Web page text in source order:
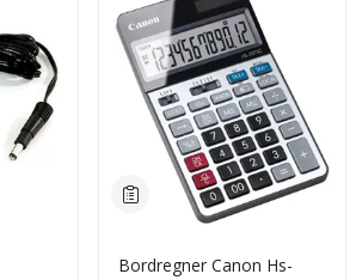
Bordregner Canon Hs-